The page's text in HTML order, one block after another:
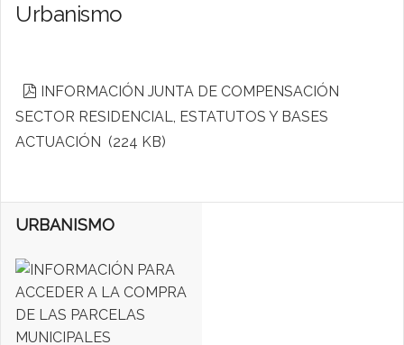
Urbanismo
p
d
f
INFORMACIÓN JUNTA DE COMPENSACIÓN
SECTOR RESIDENCIAL, ESTATUTOS Y BASES
ACTUACIÓN (224 KB)
URBANISMO